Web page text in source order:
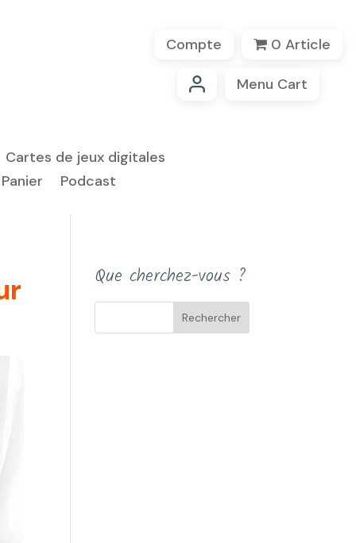
Compte 0 Article
Menu Cart
Cartes de jeux digitales
Panier Podcast
Que cherchez-vous ?